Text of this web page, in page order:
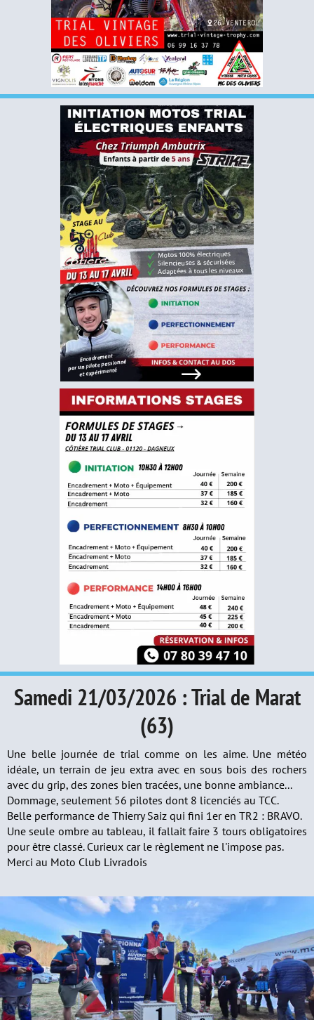
Samedi 21/03/2026 : Trial de Marat
(63)
Une belle journée de trial comme on les aime. Une météo
idéale, un terrain de jeu extra avec en sous bois des rochers
avec du grip, des zones bien tracées, une bonne ambiance...
Dommage, seulement 56 pilotes dont 8 licenciés au TCC.
Belle performance de Thierry Saiz qui fini 1er en TR2 : BRAVO.
Une seule ombre au tableau, il fallait faire 3 tours obligatoires
pour être classé. Curieux car le règlement ne l'impose pas.
Merci au Moto Club Livradois